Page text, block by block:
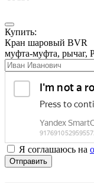
Купить:
Кран шаровый BVR
муфта-муфта, рычаг,
Я соглашаюсь на
Отправить